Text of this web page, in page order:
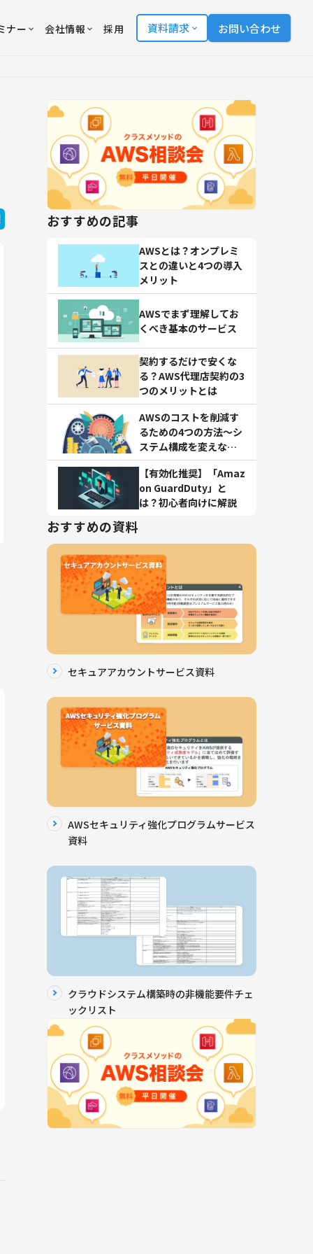
ナー 会社情報 採用 資料請求 お問い合わせ
おすすめの記事
AWSとは？オンプレミ
スとの違いと4つの導入
メリット
AWSでまず理解してお
くべき基本のサービス
契約するだけで安くな
る？AWS代理店契約の3
つのメリットとは
AWSのコストを削減す
るための4つの方法～シ
ステム構成を変えない
対策術～
【有効化推奨】「Amaz
on GuardDuty」と
は？初心者向けに解説
おすすめの資料
セキュアアカウントサービス資料
AWSセキュリティ強化プログラムサービス
資料
クラウドシステム構築時の非機能要件チェ
ックリスト